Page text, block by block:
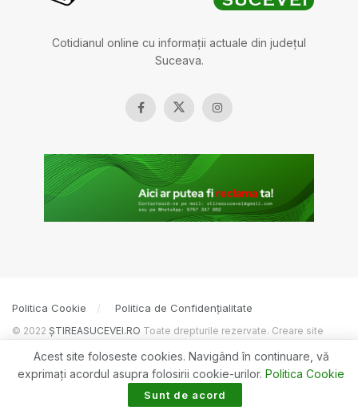
Cotidianul online cu informații actuale din județul
Suceava.
Politica Cookie Politica de Confidențialitate
© 2022 ȘTIREASUCEVEI.RO Toate drepturile rezervate. Creare site
Acest site foloseste cookies. Navigând în continuare, vă
exprimaţi acordul asupra folosirii cookie-urilor. Politica Cookie
Sunt de acord